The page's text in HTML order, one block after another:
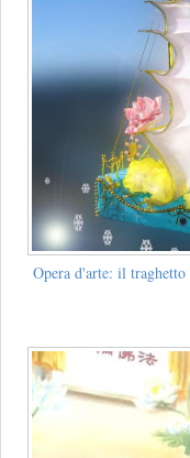
Opera d'arte: il traghetto